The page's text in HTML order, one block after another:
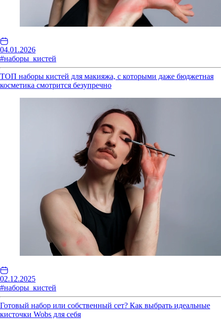
04.01.2026
#наборы_кистей
ТОП наборы кистей для макияжа, с которыми даже бюджетная
косметика смотрится безупречно
02.12.2025
#наборы_кистей
Готовый набор или собственный сет? Как выбрать идеальные
кисточки Wobs для себя